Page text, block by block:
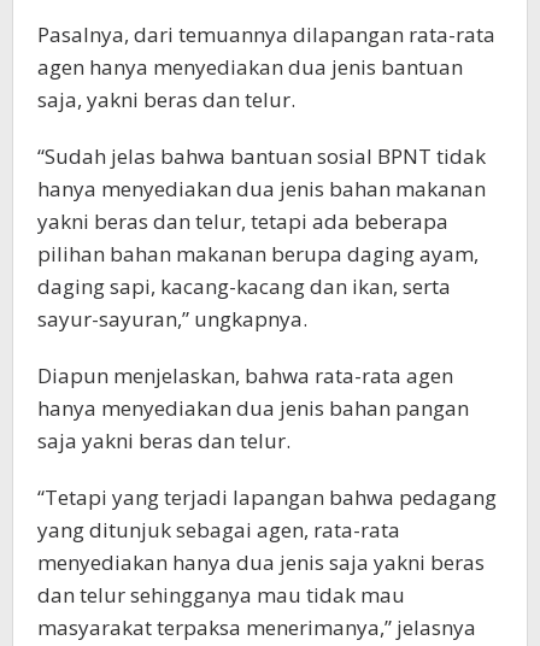
Pasalnya, dari temuannya dilapangan rata-rata
agen hanya menyediakan dua jenis bantuan
saja, yakni beras dan telur.
“Sudah jelas bahwa bantuan sosial BPNT tidak
hanya menyediakan dua jenis bahan makanan
yakni beras dan telur, tetapi ada beberapa
pilihan bahan makanan berupa daging ayam,
daging sapi, kacang-kacang dan ikan, serta
sayur-sayuran,” ungkapnya.
Diapun menjelaskan, bahwa rata-rata agen
hanya menyediakan dua jenis bahan pangan
saja yakni beras dan telur.
“Tetapi yang terjadi lapangan bahwa pedagang
yang ditunjuk sebagai agen, rata-rata
menyediakan hanya dua jenis saja yakni beras
dan telur sehingganya mau tidak mau
masyarakat terpaksa menerimanya,” jelasnya